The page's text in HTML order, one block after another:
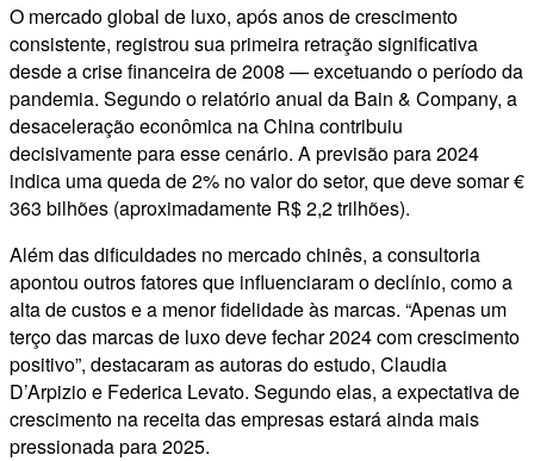
O mercado global de luxo, após anos de crescimento
consistente, registrou sua primeira retração significativa
desde a crise financeira de 2008 — excetuando o período da
pandemia. Segundo o relatório anual da Bain & Company, a
desaceleração econômica na China contribuiu
decisivamente para esse cenário. A previsão para 2024
indica uma queda de 2% no valor do setor, que deve somar €
363 bilhões (aproximadamente R$ 2,2 trilhões).
Além das dificuldades no mercado chinês, a consultoria
apontou outros fatores que influenciaram o declínio, como a
alta de custos e a menor fidelidade às marcas. “Apenas um
terço das marcas de luxo deve fechar 2024 com crescimento
positivo”, destacaram as autoras do estudo, Claudia
D’Arpizio e Federica Levato. Segundo elas, a expectativa de
crescimento na receita das empresas estará ainda mais
pressionada para 2025.